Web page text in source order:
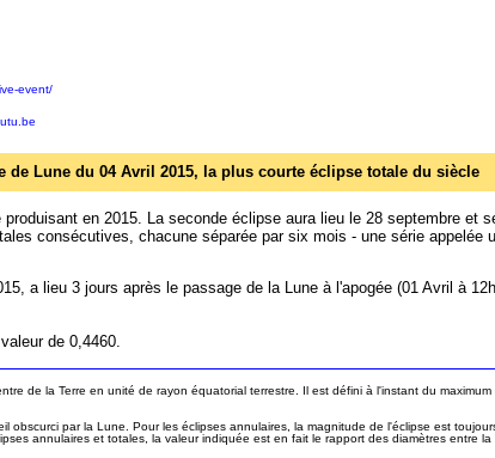
event/
de Lune du 04 Avril 2015, la plus courte éclipse totale du siècle
en 2015. La seconde éclipse aura lieu le 28 septembre et
consécutives, chacune séparée par six mois - une série
a lieu 3 jours après le passage de la Lune à l'apogée (01 Avril à
de 0,4460.
de la Terre en unité de rayon équatorial terrestre. Il est défini à l'instant du
par la Lune. Pour les éclipses annulaires, la magnitude de l'éclipse est
annulaires et totales, la valeur indiquée est en fait le rapport des diamètres entre la